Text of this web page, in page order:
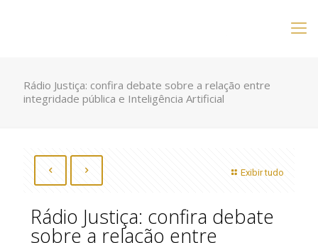
Rádio Justiça: confira debate sobre a relação entre
integridade pública e Inteligência Artificial
Exibir tudo
Rádio Justiça: confira debate
sobre a relação entre